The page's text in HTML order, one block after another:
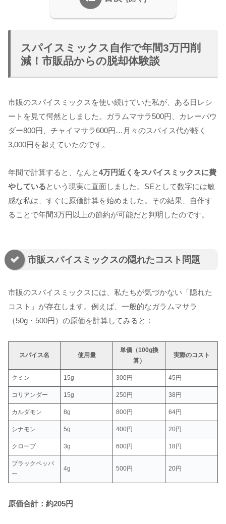
スパイスミックス自作で年間3万円削
減！市販品からの脱却体験談
市販のスパイスミックスを使い続けていた私が、ある日レシ
ートを見て愕然としました。ガラムマサラ500円、カレーパウ
ダー800円、チャイマサラ600円…月々のスパイス代が軽く
3,000円を超えていたのです。
年間で計算すると、なんと4万円近くをスパイスミックスに費
やしているという現実に直面しました。SEとして数字には敏
感な私は、すぐに原価計算を始めました。その結果、自作す
ることで年間3万円以上の節約が可能だと判明したのです。
市販スパイスミックスの隠れたコスト問題
市販のスパイスミックスには、私たちが気づかない「隠れた
コスト」が存在します。例えば、一般的なガラムマサラ
（50g・500円）の原価を計算してみると：
スパイス名 使用量
単価（100g換
算）
実際のコスト
クミン 15g 300円 45円
コリアンダー 15g 250円 38円
カルダモン 8g 800円 64円
シナモン 5g 400円 20円
クローブ 3g 600円 18円
ブラックペッパ
ー
4g 500円 20円
原価合計：約205円